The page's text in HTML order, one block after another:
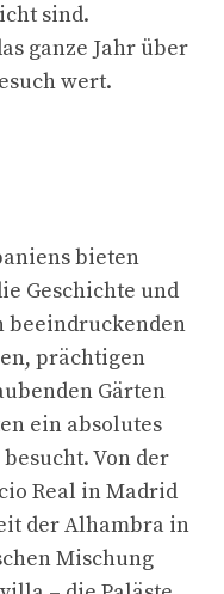
sind.
ganze Jahr über
wert.
bieten
Geschichte und
beeindruckenden
prächtigen
Gärten
ein absolutes
Von der
Real in Madrid
der Alhambra in
Mischung